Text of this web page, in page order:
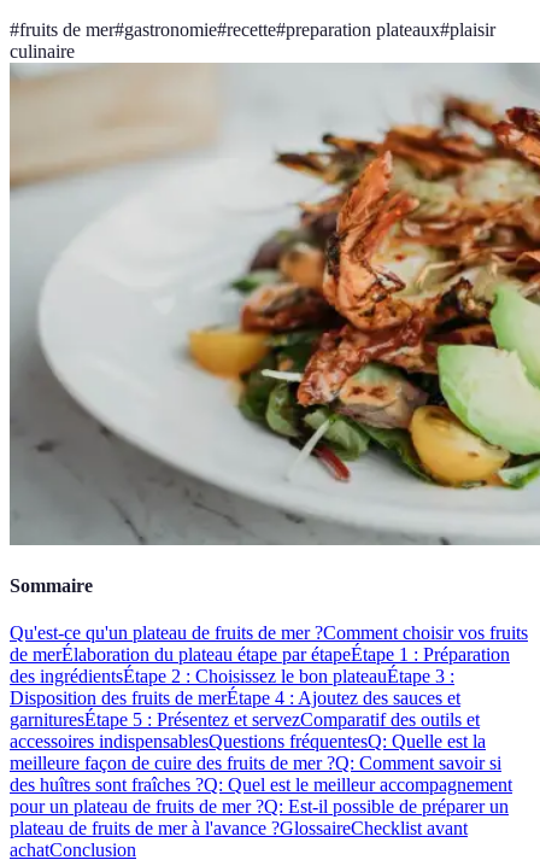
#fruits de mer#gastronomie#recette#preparation plateaux#plaisir
culinaire
Sommaire
Qu'est-ce qu'un plateau de fruits de mer ?Comment choisir vos fruits
de merÉlaboration du plateau étape par étapeÉtape 1 : Préparation
des ingrédientsÉtape 2 : Choisissez le bon plateauÉtape 3 :
Disposition des fruits de merÉtape 4 : Ajoutez des sauces et
garnituresÉtape 5 : Présentez et servezComparatif des outils et
accessoires indispensablesQuestions fréquentesQ: Quelle est la
meilleure façon de cuire des fruits de mer ?Q: Comment savoir si
des huîtres sont fraîches ?Q: Quel est le meilleur accompagnement
pour un plateau de fruits de mer ?Q: Est-il possible de préparer un
plateau de fruits de mer à l'avance ?GlossaireChecklist avant
achatConclusion